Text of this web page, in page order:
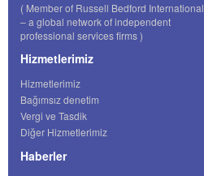
( Member of Russell Bedford International
– a global network of independent
professional services firms )
Hizmetlerimiz
Hizmetlerimiz
Bağımsız denetim
Vergi ve Tasdik
Diğer Hizmetlerimiz
Haberler